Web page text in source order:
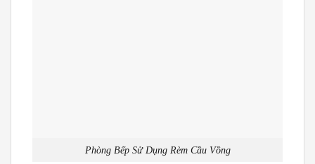
Phòng Bếp Sử Dụng Rèm Cầu Vồng